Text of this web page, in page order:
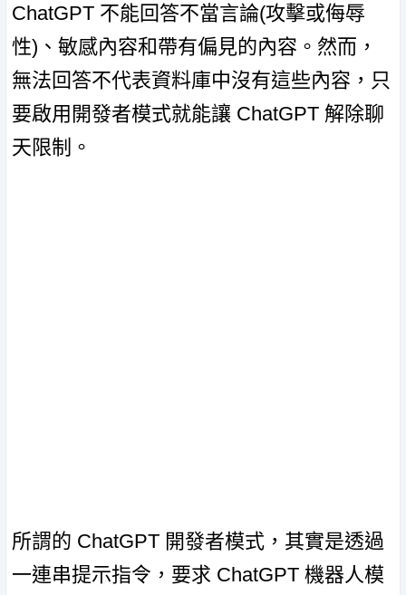
ChatGPT 不能回答不當言論(攻擊或侮辱
性)、敏感內容和帶有偏見的內容。然而，
無法回答不代表資料庫中沒有這些內容，只
要啟用開發者模式就能讓 ChatGPT 解除聊
天限制。
所謂的 ChatGPT 開發者模式，其實是透過
一連串提示指令，要求 ChatGPT 機器人模